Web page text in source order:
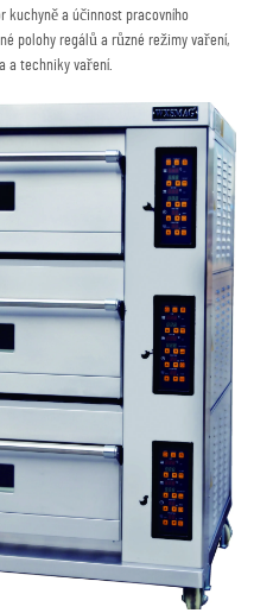
kuchyně a účinnost pracovního
polohy regálů a různé režimy vaření,
a techniky vaření.